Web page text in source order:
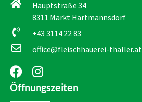
Hauptstraße 34
8311 Markt Hartmannsdorf
+43 3114 22 83
office@fleischhauerei-thaller.at
Öffnungszeiten